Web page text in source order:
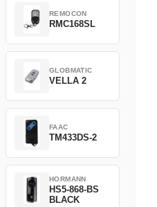
REMOCON
RMC168SL
GLOBMATIC
VELLA 2
FAAC
TM433DS-2
HORMANN
HS5-868-BS
BLACK